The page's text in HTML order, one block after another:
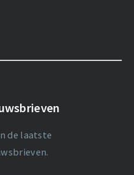
de laatste